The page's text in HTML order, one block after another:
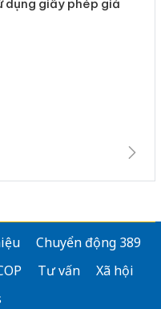
Chuyển động 389
Tư vấn
Xã hội